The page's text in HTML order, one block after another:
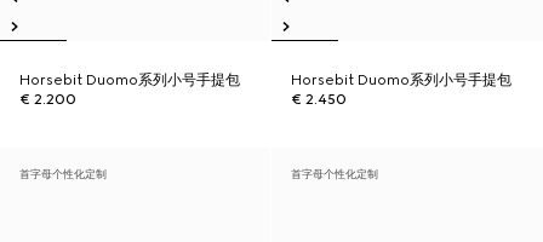
Horsebit Duomo系列小号手提包
€ 2.200
Horsebit Duomo系列小号手提包
€ 2.450
首字母个性化定制 首字母个性化定制